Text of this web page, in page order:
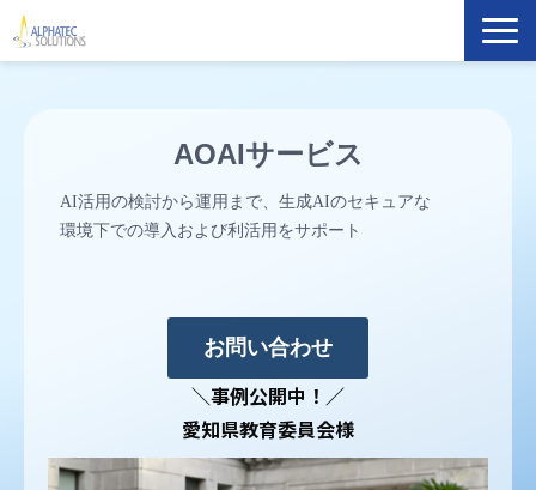
イベント・セミナー
AOAIサービス
AI活用の検討から運用まで、生成AIのセキュアな
環境下での導入および利活用をサポート
お問い合わせ
＼事例公開中！／
愛知県教育委員会様